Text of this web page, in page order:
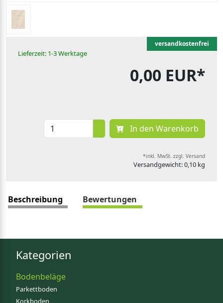
versandkostenfrei
Lieferzeit: 1-3 Werktage
0,00 EUR*
In den Warenkorb
*inkl. MwSt. zzgl. Versand
Versandgewicht: 0,10 kg
Beschreibung Bewertungen
Kategorien
Bodenbeläge
Parkettboden
Korkboden